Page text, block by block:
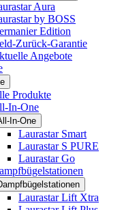
Aura
by BOSS
Edition
Zurück-Garantie
Angebote
Produkte
In-One
In-One
Laurastar Smart
Laurastar S PURE
Laurastar Go
Laurastar Lift Xtra